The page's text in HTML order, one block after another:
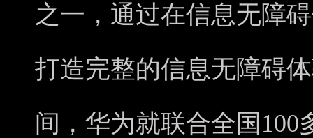
之一，通过在信息无障
打造完整的信息无障碍
间，华为就联合全国100